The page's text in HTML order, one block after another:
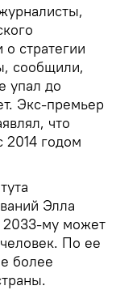
стратегии
сообщили,
упал до
Экс-премьер
что
2014 годом
Элла
2033-му может
По ее
более